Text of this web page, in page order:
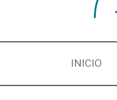
INICIO